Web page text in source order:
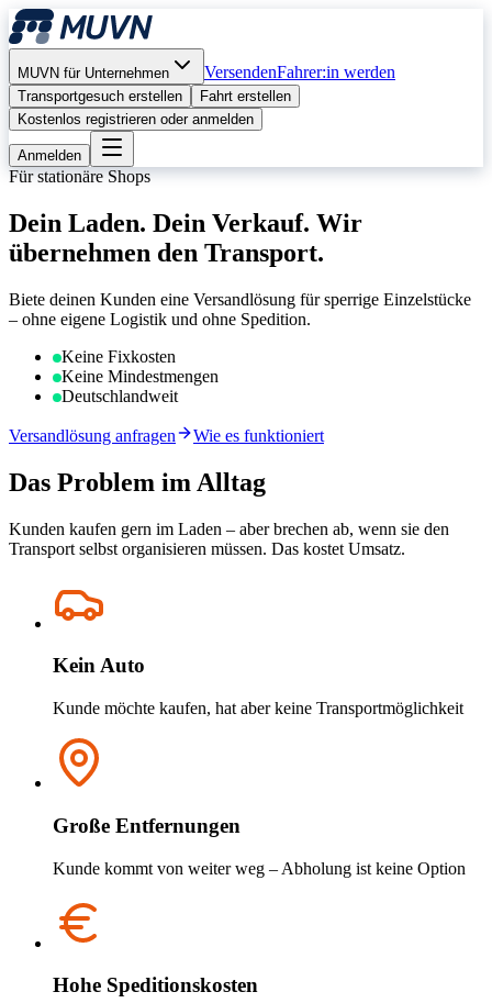
MUVN für Unternehmen VersendenFahrer:in werden
Transportgesuch erstellen
Fahrt erstellen
Kostenlos registrieren oder anmelden
Anmelden
Für stationäre Shops
Dein Laden. Dein Verkauf. Wir
übernehmen den Transport.
Biete deinen Kunden eine Versandlösung für sperrige Einzelstücke
– ohne eigene Logistik und ohne Spedition.
Keine Fixkosten
Keine Mindestmengen
Deutschlandweit
Versandlösung anfragen Wie es funktioniert
Das Problem im Alltag
Kunden kaufen gern im Laden – aber brechen ab, wenn sie den
Transport selbst organisieren müssen. Das kostet Umsatz.
Kein Auto
Kunde möchte kaufen, hat aber keine Transportmöglichkeit
Große Entfernungen
Kunde kommt von weiter weg – Abholung ist keine Option
Hohe Speditionskosten